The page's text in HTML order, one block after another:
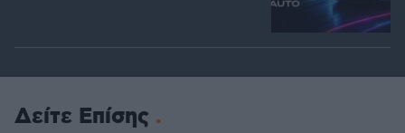
Δείτε Επίσης